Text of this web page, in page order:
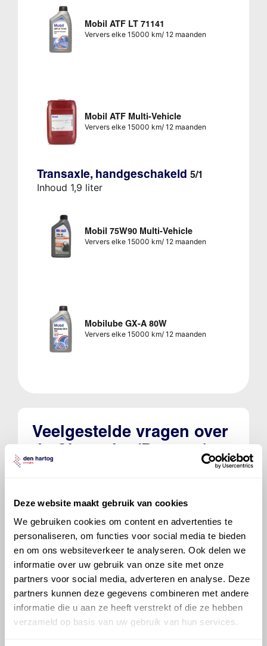
Deze website maakt gebruik van cookies
We gebruiken cookies om content en advertenties te
personaliseren, om functies voor social media te bieden
en om ons websiteverkeer te analyseren. Ook delen we
informatie over uw gebruik van onze site met onze
partners voor social media, adverteren en analyse. Deze
partners kunnen deze gegevens combineren met andere
informatie die u aan ze heeft verstrekt of die ze hebben
verzameld op basis van uw gebruik van hun services.
Mobil ATF LT 71141
Ververs elke 15000 km/ 12 maanden
Mobil ATF Multi-Vehicle
Ververs elke 15000 km/ 12 maanden
Transaxle, handgeschakeld 5/1
Inhoud 1,9 liter
Mobil 75W90 Multi-Vehicle
Ververs elke 15000 km/ 12 maanden
Mobilube GX-A 80W
Ververs elke 15000 km/ 12 maanden
Veelgestelde vragen over
de Chevrolet (Daewoo)
Tacuma / Rezzo
Welke motorolie adviseert Den Hartog
voor de Chevrolet (Daewoo) Tacuma /
Hoeveel motorolie gaat er in een
Chevrolet (Daewoo) Tacuma / Rezzo?
Hoe vaak moet de motorolie ververst
worden bij een Chevrolet (Daewoo)